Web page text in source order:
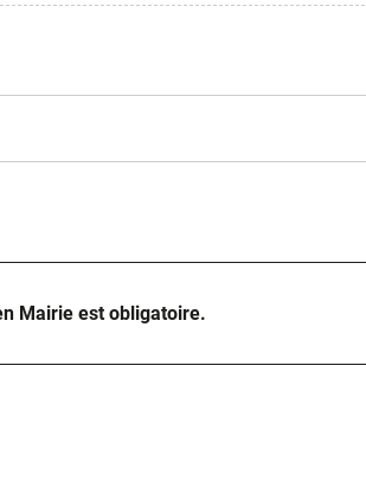
nouvel onglet)
Mairie est obligatoire.